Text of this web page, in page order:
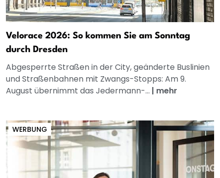
Velorace 2026: So kommen Sie am Sonntag
durch Dresden
Abgesperrte Straßen in der City, geänderte Buslinien
und Straßenbahnen mit Zwangs-Stopps: Am 9.
August übernimmt das Jedermann-... | mehr
WERBUNG